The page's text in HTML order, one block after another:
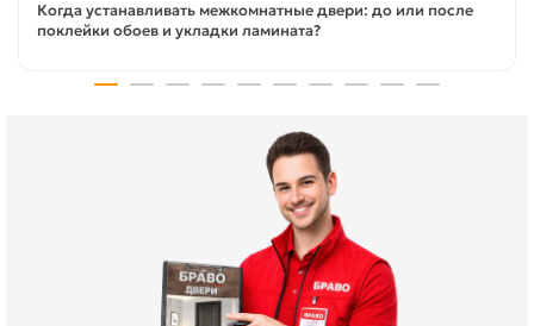
Когда устанавливать межкомнатные двери: до или после
поклейки обоев и укладки ламината?